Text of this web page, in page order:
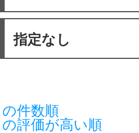
通信講座を
体験レッス
指定なし
件数順
評価が高い順